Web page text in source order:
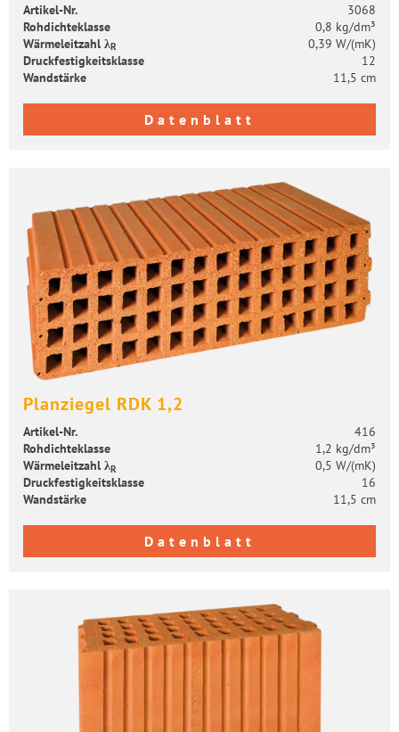
Artikel-​Nr.
3068
Roh­dich­te­klas­se
0,8 kg/dm³
Wär­me­leit­zahl λR
0,39 W/(mK)
Druck­fes­tig­keits­klas­se
12
Wand­stär­ke
11,5 cm
Datenblatt
Plan­zie­gel RDK 1,2
Artikel-​Nr.
416
Roh­dich­te­klas­se
1,2 kg/dm³
Wär­me­leit­zahl λR
0,5 W/(mK)
Druck­fes­tig­keits­klas­se
16
Wand­stär­ke
11,5 cm
Datenblatt